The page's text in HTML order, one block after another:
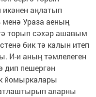
аңлатып
Ураза аеның
торып сәхәр ашавым
бик тә калын итеп
И-и аның тәмлелеген
дип пешергән
йомыркалары
аларны